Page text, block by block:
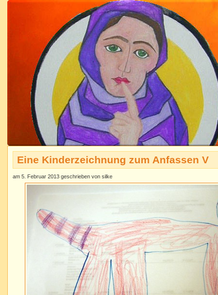
Eine Kinderzeichnung zum Anfassen V
am 5. Februar 2013 geschrieben von silke